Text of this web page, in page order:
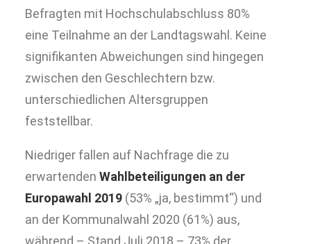
Befragten mit Hochschulabschluss 80%
eine Teilnahme an der Landtagswahl. Keine
signifikanten Abweichungen sind hingegen
zwischen den Geschlechtern bzw.
unterschiedlichen Altersgruppen
feststellbar.
Niedriger fallen auf Nachfrage die zu
erwartenden Wahlbeteiligungen an der
Europawahl 2019 (53% „ja, bestimmt“) und
an der Kommunalwahl 2020 (61%) aus,
während – Stand Juli 2018 – 73% der